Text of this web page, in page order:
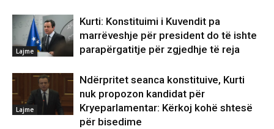
Lajme
Kurti: Konstituimi i Kuvendit pa
marrëveshje për president do të ishte
parapërgatitje për zgjedhje të reja
Lajme
Ndërpritet seanca konstituive, Kurti
nuk propozon kandidat për
Kryeparlamentar: Kërkoj kohë shtesë
për bisedime